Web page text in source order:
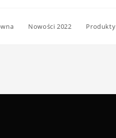
Nowości 2022